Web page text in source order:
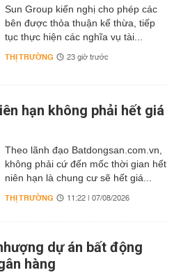
Sun Group kiến nghị cho phép các
bên được thỏa thuận kế thừa, tiếp
tục thực hiện các nghĩa vụ tài...
THỊ TRƯỜNG 23 giờ trước
hạn không phải hết giá
Theo lãnh đạo Batdongsan.com.vn,
không phải cứ đến mốc thời gian hết
niên hạn là chung cư sẽ hết giá...
THỊ TRƯỜNG 11:22 | 07/08/2026
dự án bất động
hàng